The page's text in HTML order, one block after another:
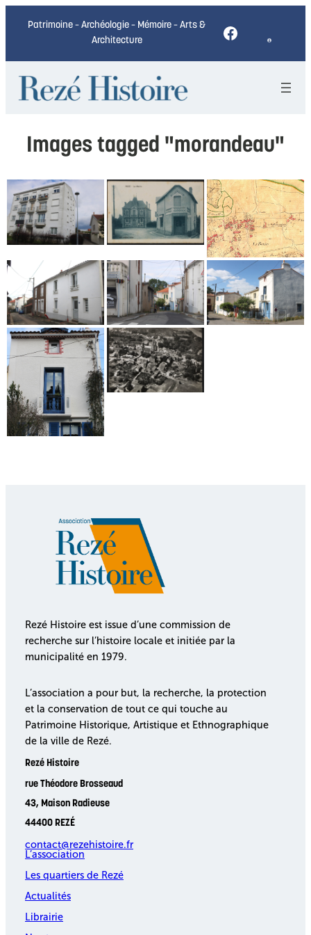
Patrimoine – Archéologie – Mémoire – Arts &
Architecture
Facebook
Images tagged "morandeau"
Rezé Histoire est issue d’une commission de
recherche sur l’histoire locale et initiée par la
municipalité en 1979.
L’association a pour but, la recherche, la protection
et la conservation de tout ce qui touche au
Patrimoine Historique, Artistique et Ethnographique
de la ville de Rezé.
Rezé Histoire
rue Théodore Brosseaud
43, Maison Radieuse
44400 REZÉ
contact@rezehistoire.fr
L’association
Les quartiers de Rezé
Actualités
Librairie